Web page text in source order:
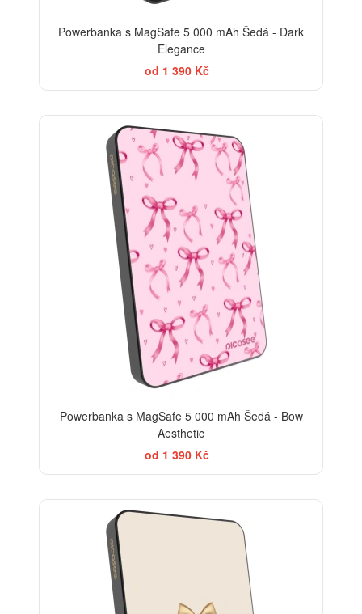
Powerbanka s MagSafe 5 000 mAh Šedá - Dark
Elegance
od 1 390 Kč
Powerbanka s MagSafe 5 000 mAh Šedá - Bow
Aesthetic
od 1 390 Kč